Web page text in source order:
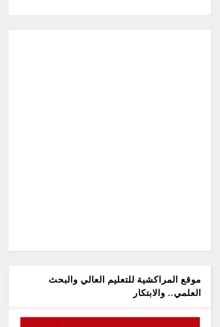
موقع المراكشية للتعليم العالي والبحث
العلمي.. والابتكار